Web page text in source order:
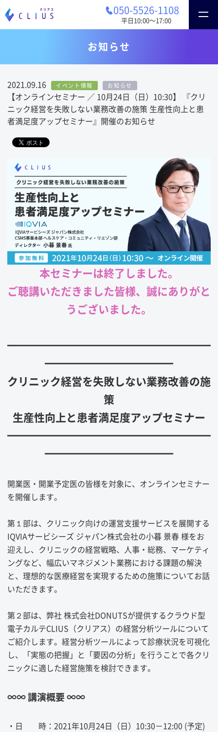
050-5526-1108
平日10:00〜17:00
お知らせ
2021.09.16 イベント情報 お知らせ
【オンラインセミナー ／ 10月24日（日）10:30】 『クリ
ニック経営を失敗しない業務改善の施策 生産性向上と患
者満足度アップセミナー』開催のお知らせ
本セミナーは終了しました。
ご聴講いただきました皆様、誠にありがと
うございました。
━━━━━━━━━━━━━━━━━━━
━━━━━━━━━━━━
クリニック経営を失敗しない業務改善の施
策
生産性向上と患者満足度アップセミナー
━━━━━━━━━━━━━━━━━━━
━━━━━━━━━━━━
開業医・開業予定医の皆様を対象に、オンラインセミナー
を開催します。
第１部は、クリニック向けの運営支援サービスを展開する
IQVIAサービシーズ ジャパン株式会社の小暮 景春 様をお
迎えし、クリニックの経営戦略、人事・総務、マーケティ
ングなど、幅広いマネジメント業務における課題の解決
と、理想的な医療経営を実現するための施策についてお話
いただきます。
第２部は、弊社 株式会社DONUTSが提供するクラウド型
電子カルテCLIUS（クリアス）の経営分析ツールについて
ご紹介します。経営分析ツールによって診療状況を可視化
し、「実態の把握」と「要因の分析」を行うことで各クリ
ニックに適した経営施策を検討できます。
∞∞ 講演概要 ∞∞
・日 時：2021年10月24日（日）10:30－12:00 (予定)